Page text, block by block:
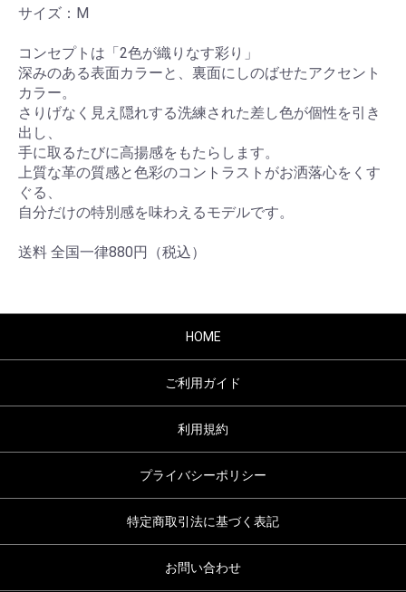
サイズ：M
コンセプトは「2⾊が織りなす彩り」
深みのある表⾯カラーと、裏⾯にしのばせたアクセント
カラー。
さりげなく⾒え隠れする洗練された差し⾊が個性を引き
出し、
⼿に取るたびに⾼揚感をもたらします。
上質な⾰の質感と⾊彩のコントラストがお洒落⼼をくす
ぐる、
⾃分だけの特別感を味わえるモデルです。
送料 全国一律880円（税込）
HOME
ご利用ガイド
利用規約
プライバシーポリシー
特定商取引法に基づく表記
お問い合わせ